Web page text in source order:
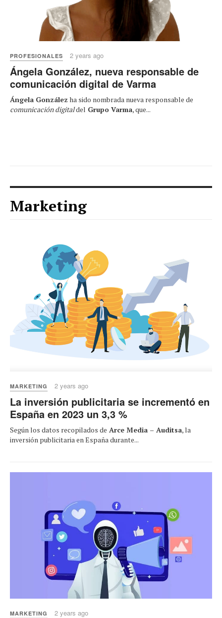
PROFESIONALES 2 years ago
Ángela González, nueva responsable de
comunicación digital de Varma
Ángela González ha sido nombrada nueva responsable de
comunicación digitaldel Grupo Varma, que...
Marketing
MARKETING 2 years ago
La inversión publicitaria se incrementó en
España en 2023 un 3,3 %
Según los datos recopilados de Arce Media – Auditsa, la
inversión publicitaria en España durante...
MARKETING 2 years ago